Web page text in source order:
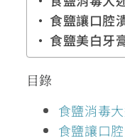
食鹽讓口腔
食鹽美白牙
目錄
食鹽消毒
食鹽讓口